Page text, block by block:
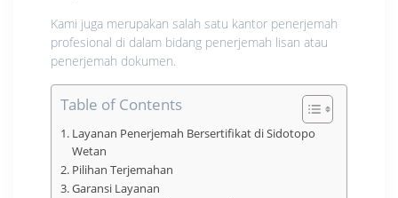
Kami juga merupakan salah satu kantor penerjemah
profesional di dalam bidang penerjemah lisan atau
penerjemah dokumen.
Table of Contents
Layanan Penerjemah Bersertifikat di Sidotopo
Wetan
Pilihan Terjemahan
Garansi Layanan